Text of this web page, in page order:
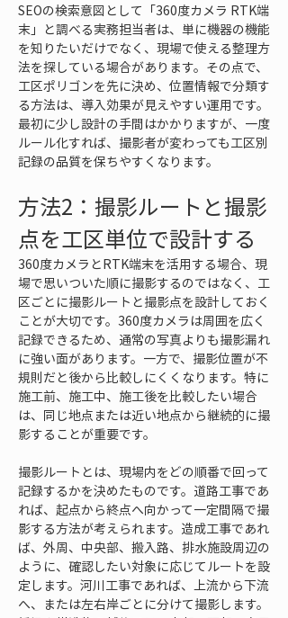
SEOの検索意図として「360度カメラ RTK端
末」と調べる実務担当者は、単に機器の機能
を知りたいだけでなく、現場で使える整理方
法を探している場合があります。その点で、
工区ポリゴンを先に決め、位置情報で分類す
る方法は、導入効果が見えやすい運用です。
最初に少し設計の手間はかかりますが、一度
ルール化すれば、撮影者が変わっても工区別
記録の品質を保ちやすくなります。
方法2：撮影ルートと撮影
点を工区単位で設計する
360度カメラとRTK端末を活用する場合、現
場で思いついた順に撮影するのではなく、工
区ごとに撮影ルートと撮影点を設計しておく
ことが大切です。360度カメラは周囲を広く
記録できるため、通常の写真よりも撮影漏れ
に強い面があります。一方で、撮影位置が不
規則だと後から比較しにくくなります。特に
施工前、施工中、施工後を比較したい場合
は、同じ地点または近い地点から継続的に撮
影することが重要です。
撮影ルートとは、現場内をどの順番で回って
記録するかを決めたものです。道路工事であ
れば、起点から終点へ向かって一定間隔で撮
影する方法が考えられます。造成工事であれ
ば、外周、中央部、搬入路、排水施設周辺の
ように、確認したい対象に応じてルートを設
定します。河川工事であれば、上流から下流
へ、または左右岸ごとに分けて撮影します。